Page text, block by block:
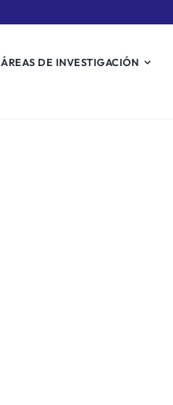
ÁREAS DE INVESTIGACIÓN